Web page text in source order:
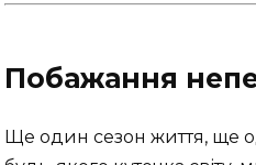
Побажання
Ще один сезон життя, ще